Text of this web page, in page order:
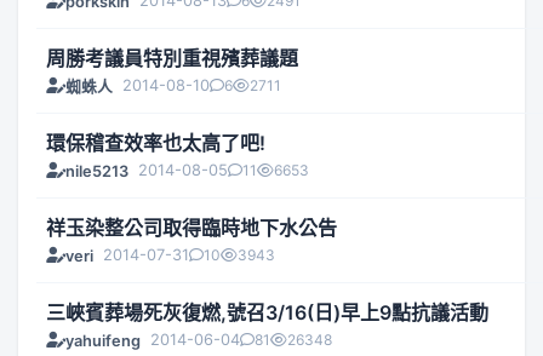
周勝考議員特別重視殯葬議題
蜘蛛人 2014-08-10 6 2711
環保稽查效率也太高了吧!
nile5213 2014-08-05 11 6653
祥玉染整公司取得臨時地下水公告
veri 2014-07-31 10 3943
三峽賓葬場死灰復燃,號召3/16(日)早上9點抗議活動
yahuifeng 2014-06-04 81 26348